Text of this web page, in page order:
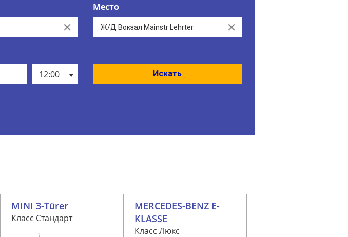
Clear
Место
Clear
12:00
Искать
MINI 3-Türer
Класс Стандарт
MERCEDES-BENZ E-
KLASSE
Класс Люкс